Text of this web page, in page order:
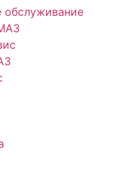
обслуживание